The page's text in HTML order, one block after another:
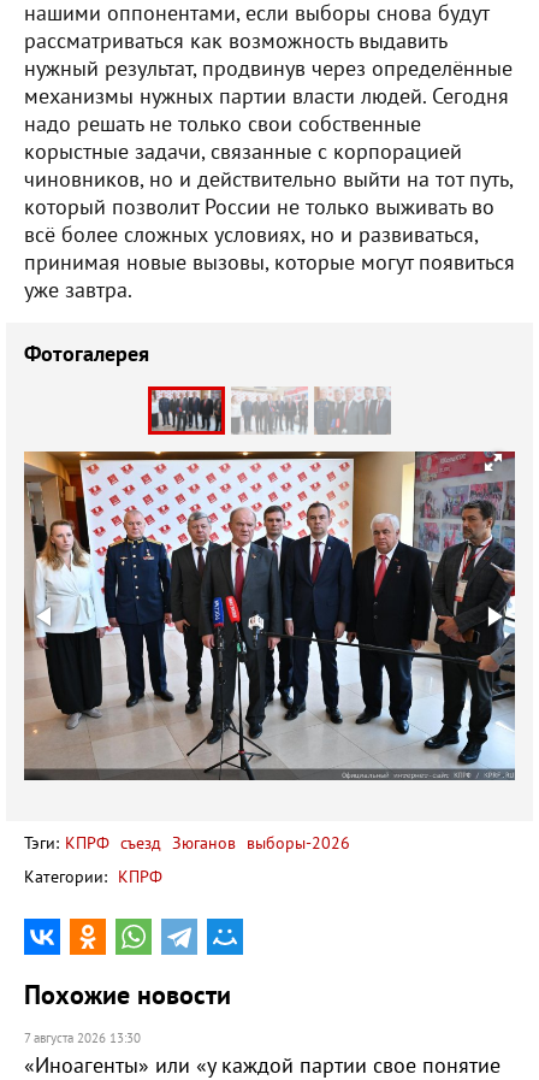
нашими оппонентами, если выборы снова будут
рассматриваться как возможность выдавить
нужный результат, продвинув через определённые
механизмы нужных партии власти людей. Сегодня
надо решать не только свои собственные
корыстные задачи, связанные с корпорацией
чиновников, но и действительно выйти на тот путь,
который позволит России не только выживать во
всё более сложных условиях, но и развиваться,
принимая новые вызовы, которые могут появиться
уже завтра.
Фотогалерея
Тэги: КПРФ съезд Зюганов выборы-2026
Категории: КПРФ
Похожие новости
7 августа 2026 13:30
«Иноагенты» или «у каждой партии свое понятие